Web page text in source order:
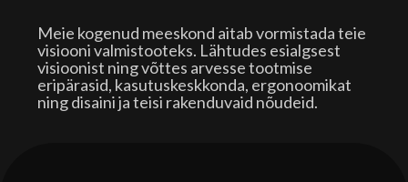
Meie kogenud meeskond aitab vormistada teie
visiooni valmistooteks. Lähtudes esialgsest
visioonist ning võttes arvesse tootmise
eripärasid, kasutuskeskkonda, ergonoomikat
ning disaini ja teisi rakenduvaid nõudeid.